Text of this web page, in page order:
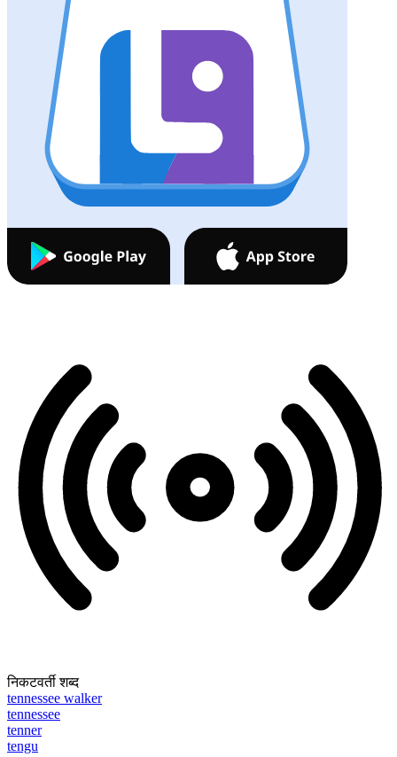
निकटवर्ती शब्द
tennessee walker
tennessee
tenner
tengu